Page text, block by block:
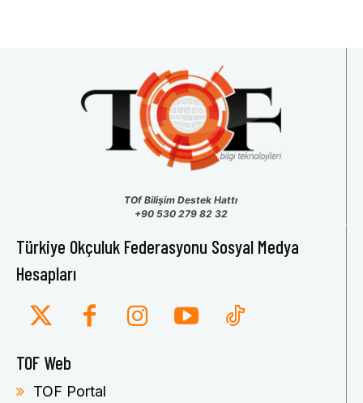
TOf Bilişim Destek Hattı
+90 530 279 82 32
Türkiye Okçuluk Federasyonu Sosyal Medya
Hesapları
TOF Web
TOF Portal